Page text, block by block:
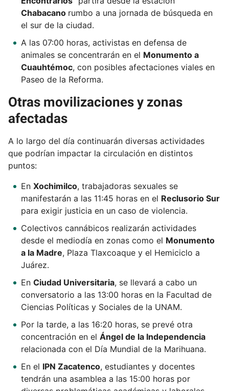
Chabacano rumbo a una jornada de búsqueda en
el sur de la ciudad.
A las 07:00 horas, activistas en defensa de
animales se concentrarán en el Monumento a
Cuauhtémoc, con posibles afectaciones viales en
Paseo de la Reforma.
Otras movilizaciones y zonas
afectadas
A lo largo del día continuarán diversas actividades
que podrían impactar la circulación en distintos
puntos:
En Xochimilco, trabajadoras sexuales se
manifestarán a las 11:45 horas en el Reclusorio Sur
para exigir justicia en un caso de violencia.
Colectivos cannábicos realizarán actividades
desde el mediodía en zonas como el Monumento
a la Madre, Plaza Tlaxcoaque y el Hemiciclo a
Juárez.
En Ciudad Universitaria, se llevará a cabo un
conversatorio a las 13:00 horas en la Facultad de
Ciencias Políticas y Sociales de la UNAM.
Por la tarde, a las 16:20 horas, se prevé otra
concentración en el Ángel de la Independencia
relacionada con el Día Mundial de la Marihuana.
En el IPN Zacatenco, estudiantes y docentes
tendrán una asamblea a las 15:00 horas por